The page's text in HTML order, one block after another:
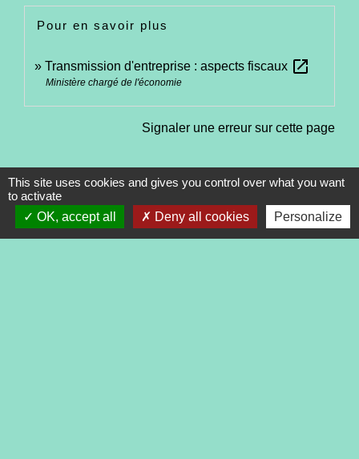
Pour en savoir plus
Transmission d'entreprise : aspects fiscaux open_in_new
Ministère chargé de l'économie
Signaler une erreur sur cette page
This site uses cookies and gives you control over what you want
to activate
OK, accept all
Deny all cookies Personalize